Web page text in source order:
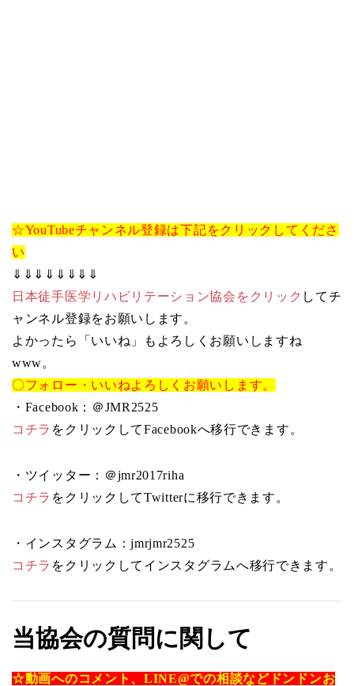
☆YouTubeチャンネル登録は下記をクリックしてくださ
い
⇓⇓⇓⇓⇓⇓⇓⇓
日本徒手医学リハビリテーション協会をクリック してチ
ャンネル登録をお願いします。
よかったら「いいね」もよろしくお願いしますね
www。
〇フォロー・いいねよろしくお願いします。
・Facebook：＠JMR2525
コチラ をクリックしてFacebookへ移行できます。
・ツイッター：＠jmr2017riha
コチラ をクリックしてTwitterに移行できます。
・インスタグラム：jmrjmr2525
コチラ をクリックしてインスタグラムへ移行できます。
当協会の質問に関して
☆動画へのコメント、LINE@での相談などドンドンお